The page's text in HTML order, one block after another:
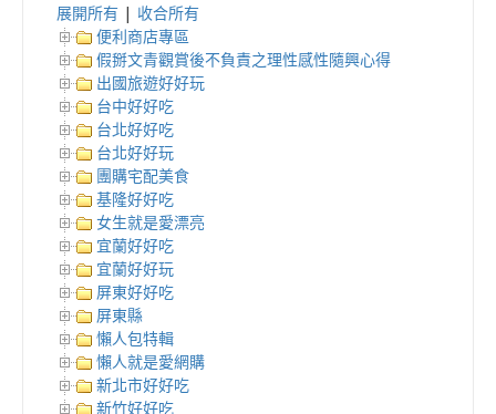
展開所有
收合所有
便利商店專區
假掰文青觀賞後不負責之理性感性隨興心得
出國旅遊好好玩
台中好好吃
台北好好吃
台北好好玩
團購宅配美食
基隆好好吃
女生就是愛漂亮
宜蘭好好吃
宜蘭好好玩
屏東好好吃
屏東縣
懶人包特輯
懶人就是愛網購
新北市好好吃
新竹好好吃